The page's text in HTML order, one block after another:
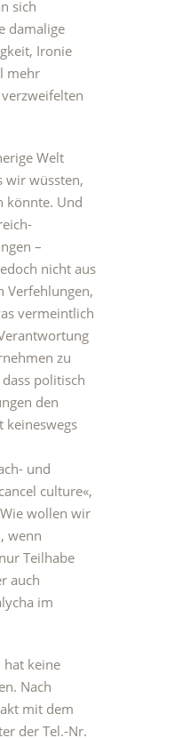
sich
damalige
Ironie
mehr
Welt
wir wüssten,
könnte. Und
–
nicht aus
Verfehlungen,
vermeintlich
zu
politisch
den
keineswegs
und
culture«,
wollen wir
wenn
Teilhabe
auch
im
hat keine
Nach
mit dem
der Tel.-Nr.